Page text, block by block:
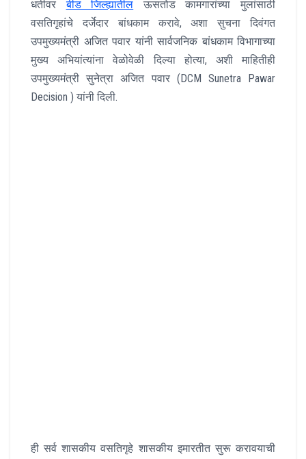
धर्तीवरबीड जिल्ह्यातील ऊसतोड कामगारांच्या मुलांसाठी
वसतिगृहांचे दर्जेदार बांधकाम करावे, अशा सुचना दिवंगत
उपमुख्यमंत्री अजित पवार यांनी सार्वजनिक बांधकाम विभागाच्या
मुख्य अभियांत्यांना वेळोवेळी दिल्या होत्या, अशी माहितीही
उपमुख्यमंत्री सुनेत्रा अजित पवार (DCM Sunetra Pawar
Decision ) यांनी दिली.
ही सर्व शासकीय वसतिगृहे शासकीय इमारतीत सुरू करावयाची